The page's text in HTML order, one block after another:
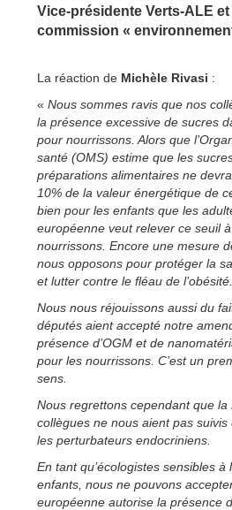
Vice-présidente Verts-ALE
commission «
La réaction de Michèle Rivasi :
« Nous sommes ravis que nos
la présence excessive de sucres
pour nourrissons. Alors que
santé (OMS) estime que les
préparations alimentaires ne
10% de la valeur énergétique de
bien pour les enfants que les
européenne veut relever ce seuil
nourrissons. Encore une mesure
nous opposons pour protéger la
et lutter contre le fléau de l’obésité.
Nous nous réjouissons aussi du
députés aient accepté notre
présence d’OGM et de
pour les nourrissons. C’est un
sens.
Nous regrettons cependant que la
collègues ne nous aient pas
les perturbateurs endocriniens.
En tant qu’écologistes sensibles à
enfants, nous ne pouvons
européenne autorise la présence